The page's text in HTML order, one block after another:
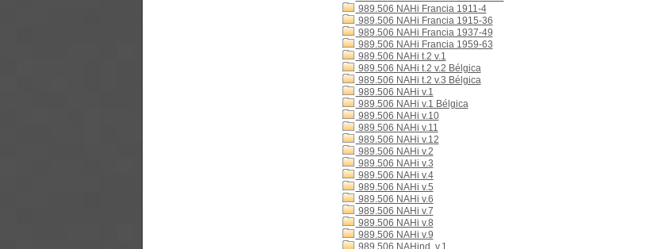
989.506 NAHi Francia 1911-4
989.506 NAHi Francia 1915-36
989.506 NAHi Francia 1937-49
989.506 NAHi Francia 1959-63
989.506 NAHi t.2 v.1
989.506 NAHi t.2 v.2 Bélgica
989.506 NAHi t.2 v.3 Bélgica
989.506 NAHi v.1
989.506 NAHi v.1 Bélgica
989.506 NAHi v.10
989.506 NAHi v.11
989.506 NAHi v.12
989.506 NAHi v.2
989.506 NAHi v.3
989.506 NAHi v.4
989.506 NAHi v.5
989.506 NAHi v.6
989.506 NAHi v.7
989.506 NAHi v.8
989.506 NAHi v.9
989.506 NAHind. v.1